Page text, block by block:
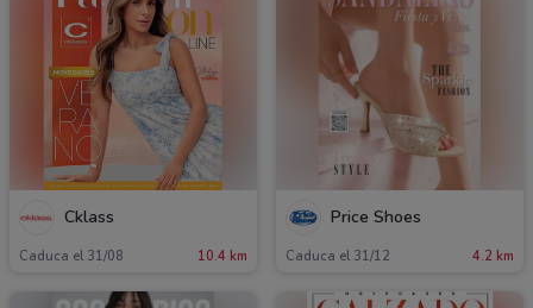
Cklass
Caduca el 31/08 10.4 km
Price Shoes
Caduca el 31/12 4.2 km